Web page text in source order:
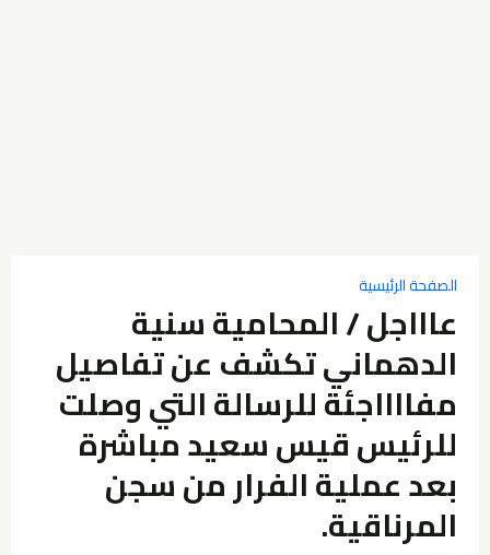
الصفحة الرئيسية
عاااجل / المحامية سنية
الدهماني تكشف عن تفاصيل
مفااااجئة للرسالة التي وصلت
للرئيس قيس سعيد مباشرة
بعد عملية الفرار من سجن
المرناقية.